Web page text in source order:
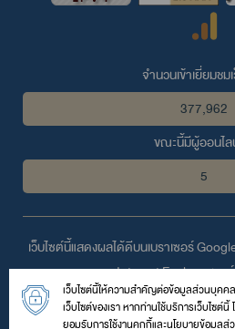
จำนวนเข้าเยี่ยมชม
377,962
ขณะนี้มีผู้ออนไ
5
เว็บไซต์นี้แสดงผลได้ดีบนเบราเซอร์
Internet Explorerเวอ
© 2559 สงวนลิขสิทธิ์ตามพระราชบัญ
แวดล้อมและควบคุม
เว็บไซต์นี้ให้ความสำคัญต่อข้อมูลส่วนบุค
เว็บไซต์ของเรา หากท่านใช้บริการเว็บไซต์
ยอมรับการใช้งานคุกกี้และนโยบายข้อมูลส่